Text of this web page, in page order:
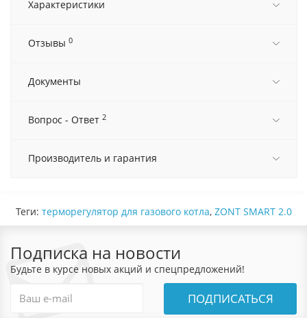
Характеристики
Отзывы 0
Документы
Вопрос - Ответ 2
Производитель и гарантия
Теги: терморегулятор для газового котла, ZONT SMART 2.0
Подписка на новости
Будьте в курсе новых акций и спецпредложений!
ПОДПИСАТЬСЯ